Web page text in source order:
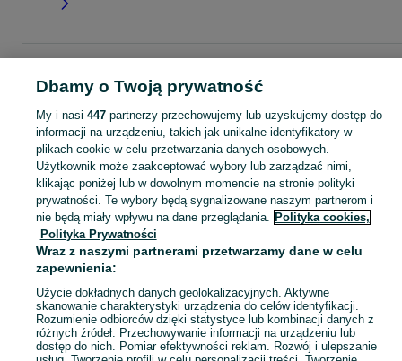
Małopolskie
Sukienki - Oświęcim
KATEGORIA
garnitur dla dziewczynki,spodnie dzwony dla dziewczynki,strój Zobacz
Mapa kategorii
Mapa miejscowości
Mapa ministron
Popularne wyszukiwania
Dbamy o Twoją prywatność
My i nasi 447partnerzy przechowujemy lub uzyskujemy dostęp do
informacji na urządzeniu, takich jak unikalne identyfikatory w
plikach cookie w celu przetwarzania danych osobowych.
Użytkownik może zaakceptować wybory lub zarządzać nimi,
klikając poniżej lub w dowolnym momencie na stronie polityki
prywatności. Te wybory będą sygnalizowane naszym partnerom i
nie będą miały wpływu na dane przeglądania. Polityka cookies,
Polityka Prywatności
Wraz z naszymi partnerami przetwarzamy dane w celu
zapewnienia:
Użycie dokładnych danych geolokalizacyjnych. Aktywne
skanowanie charakterystyki urządzenia do celów identyfikacji.
Rozumienie odbiorców dzięki statystyce lub kombinacji danych z
różnych źródeł. Przechowywanie informacji na urządzeniu lub
dostęp do nich. Pomiar efektywności reklam. Rozwój i ulepszanie